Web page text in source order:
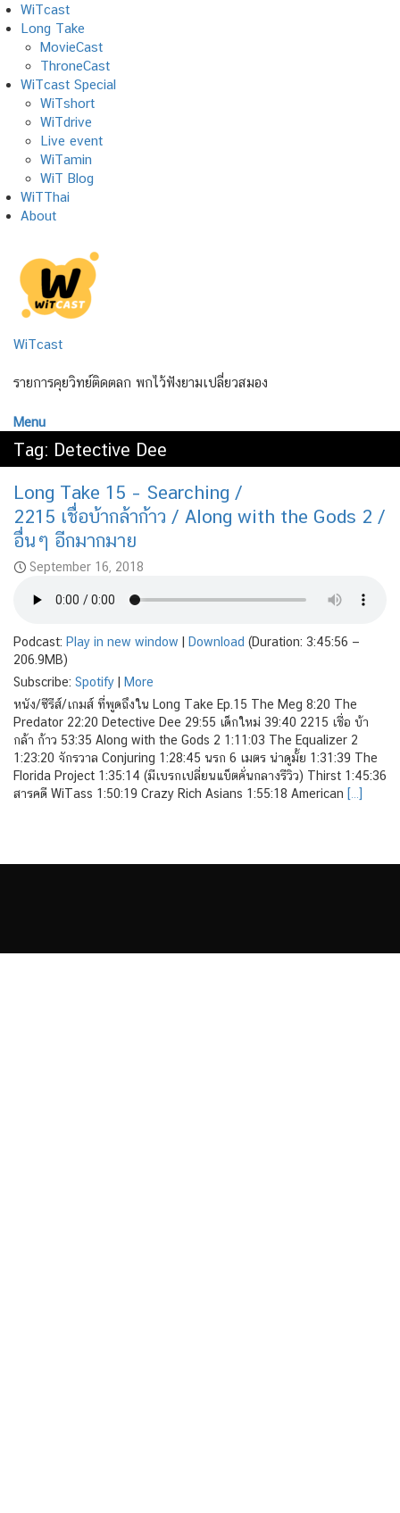
Skip
to
content
WiTcast
Long Take
MovieCast
ThroneCast
WiTcast Special
WiTshort
WiTdrive
Live event
WiTamin
WiT Blog
WiTThai
About
WiTcast
รายการคุยวิทย์ติดตลก พกไว้ฟังยามเปลี่ยวสมอง
Menu
Tag: Detective Dee
Long Take 15 – Searching /
2215 เชื่อบ้ากล้าก้าว / Along with the Gods 2 /
อื่นๆ อีกมากมาย
September 16, 2018
Podcast: Play in new window | Download (Duration: 3:45:56 —
206.9MB)
Subscribe: Spotify | More
หนัง/ซีรีส์/เกมส์ ที่พูดถึงใน Long Take Ep.15 The Meg 8:20 The
Predator 22:20 Detective Dee 29:55 เด็กใหม่ 39:40 2215 เชื่อ บ้า
กล้า ก้าว 53:35 Along with the Gods 2 1:11:03 The Equalizer 2
1:23:20 จักรวาล Conjuring 1:28:45 นรก 6 เมตร น่าดูมั้ย 1:31:39 The
Florida Project 1:35:14 (มีเบรกเปลี่ยนแบ็ตคั่นกลางรีวิว) Thirst 1:45:36
สารคดี WiTass 1:50:19 Crazy Rich Asians 1:55:18 American […]